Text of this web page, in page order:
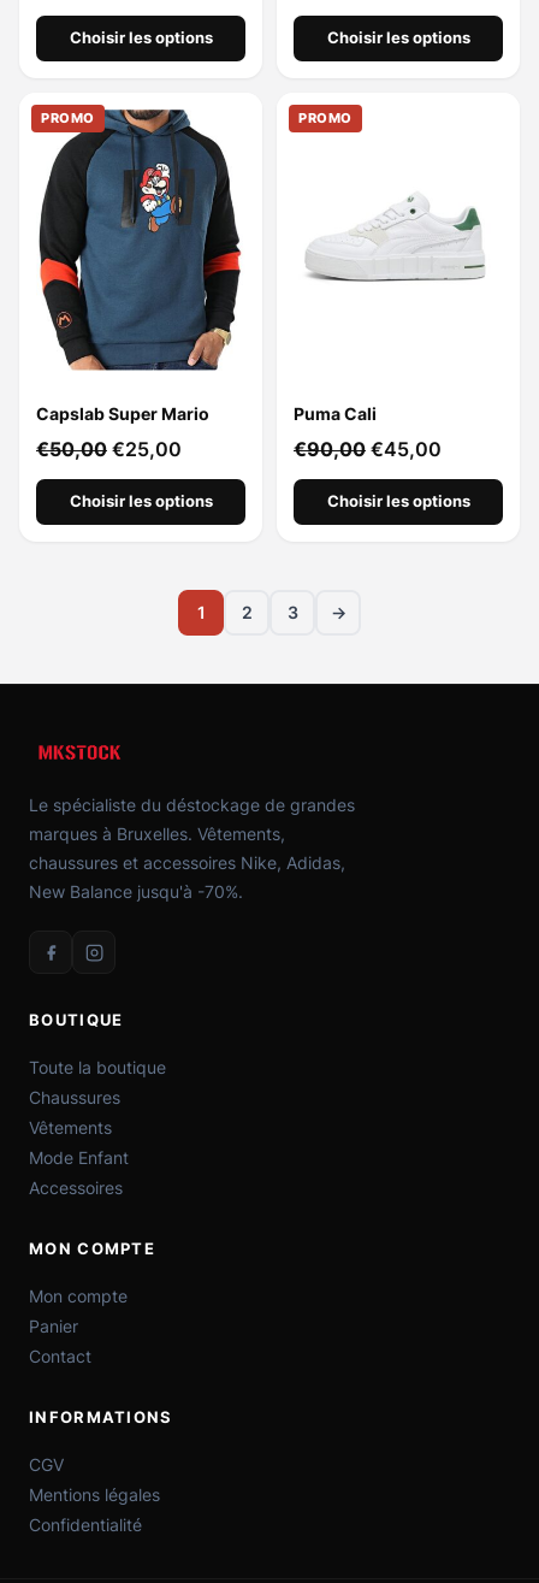
Choisir les options Choisir les options
PROMO
Capslab Super Mario
€50,00 €25,00
Choisir les options
PROMO
Puma Cali
€90,00 €45,00
Choisir les options
1 2 3 →
Le spécialiste du déstockage de grandes
marques à Bruxelles. Vêtements,
chaussures et accessoires Nike, Adidas,
New Balance jusqu'à -70%.
BOUTIQUE
Toute la boutique
Chaussures
Vêtements
Mode Enfant
Accessoires
MON COMPTE
Mon compte
Panier
Contact
INFORMATIONS
CGV
Mentions légales
Confidentialité